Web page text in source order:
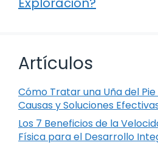
Artículos
Cómo Tratar una Uña del
Causas y Soluciones
Los 7 Beneficios de la
Física para el Desarrollo